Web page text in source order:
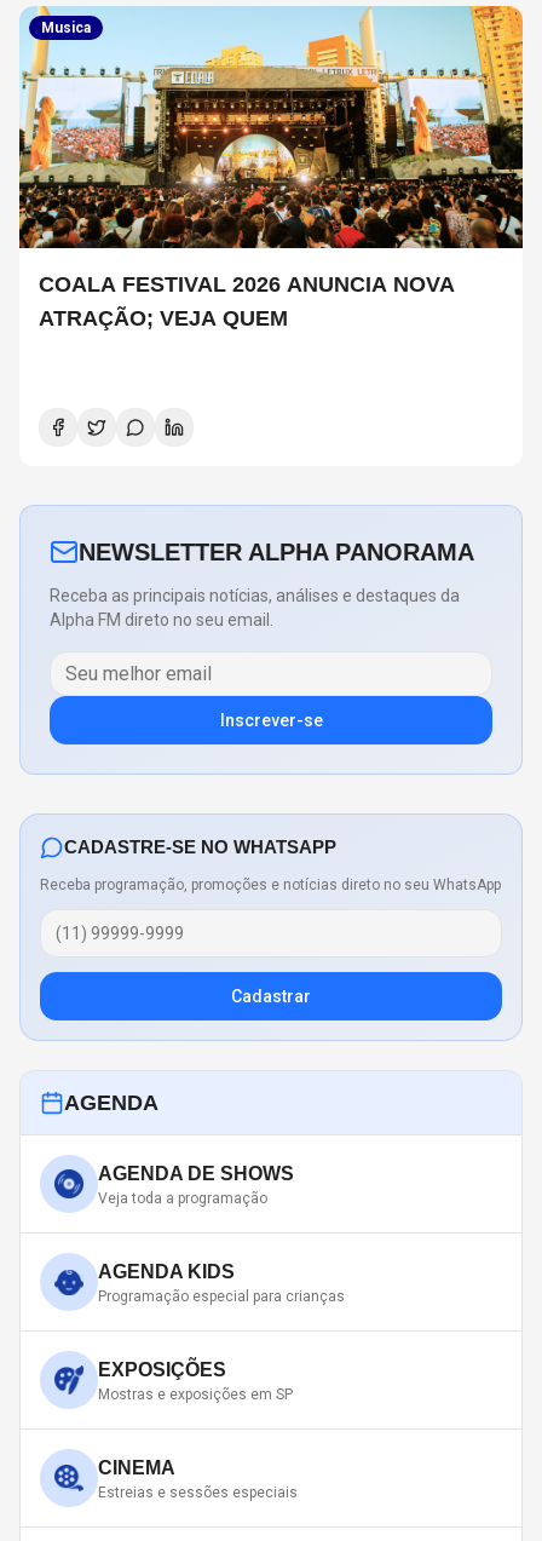
Musica
COALA FESTIVAL 2026 ANUNCIA NOVA
ATRAÇÃO; VEJA QUEM
NEWSLETTER ALPHA PANORAMA
Receba as principais notícias, análises e destaques da
Alpha FM direto no seu email.
Inscrever-se
CADASTRE-SE NO WHATSAPP
Receba programação, promoções e notícias direto no seu WhatsApp
Cadastrar
AGENDA
AGENDA DE SHOWS
Veja toda a programação
AGENDA KIDS
Programação especial para crianças
EXPOSIÇÕES
Mostras e exposições em SP
CINEMA
Estreias e sessões especiais